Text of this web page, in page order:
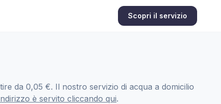
Scopri il servizio
da 0,05 €. Il nostro servizio di acqua a domicilio
è servito cliccando qui.